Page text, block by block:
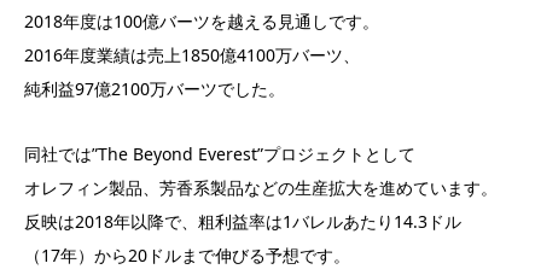
2018年度は100億バーツを越える見通しです。
2016年度業績は売上1850億4100万バーツ、
純利益97億2100万バーツでした。
同社では”The Beyond Everest”プロジェクトとして
オレフィン製品、芳香系製品などの生産拡大を進めています。
反映は2018年以降で、粗利益率は1バレルあたり14.3ドル
（17年）から20ドルまで伸びる予想です。